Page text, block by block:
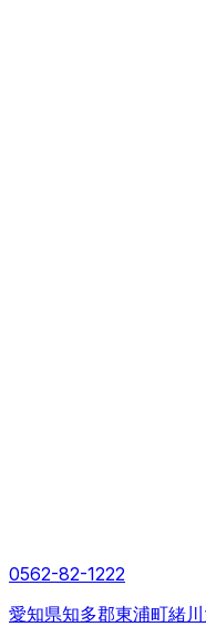
0562-82-1222
愛知県知多郡東浦町緒